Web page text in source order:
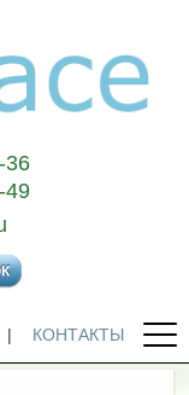
36
49
| КОНТАКТЫ